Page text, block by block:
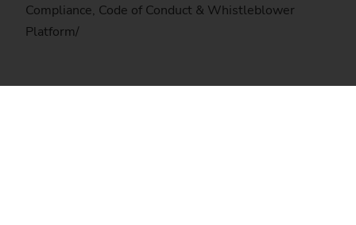
Compliance, Code of Conduct & Whistleblower
Platform